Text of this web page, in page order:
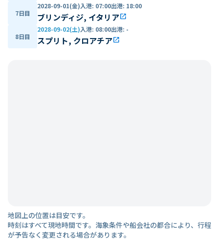
7日目
2028-09-01(金)入港: 07:00出港: 18:00
ブリンディジ, イタリアopen_in_new
8日目
2028-09-02(土)入港: 08:00出港: -
スプリト, クロアチアopen_in_new
地図上の位置は目安です。
時刻はすべて現地時間です。海象条件や船会社の都合により、行程
が予告なく変更される場合があります。